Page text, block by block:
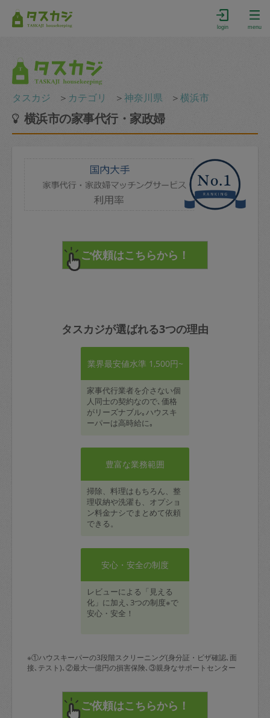
login menu
タスカジ ＞ カテゴリ ＞神奈川県 ＞横浜市
横浜市の家事代行・家政婦
タスカジが選ばれる3つの理由
業界最安値水準 1,500円~
家事代行業者を介さない個
人同士の契約なので､価格
がリーズナブル｡ハウスキ
ーパーは高時給に｡
豊富な業務範囲
掃除、料理はもちろん、整
理収納や洗濯も、オプショ
ン料金ナシでまとめて依頼
できる。
安心・安全の制度
レビューによる「見える
化」に加え､3つの制度※で
安心・安全！
※①ハウスキーパーの3段階スクリーニング(身分証・ビザ確認､面
接､テスト)､②最大一億円の損害保険､③親身なサポートセンター